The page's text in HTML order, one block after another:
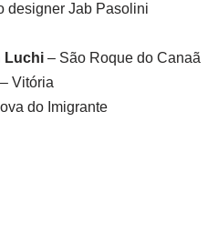
designer Jab Pasolini
Luchi – São Roque do Canaã
– Vitória
do Imigrante